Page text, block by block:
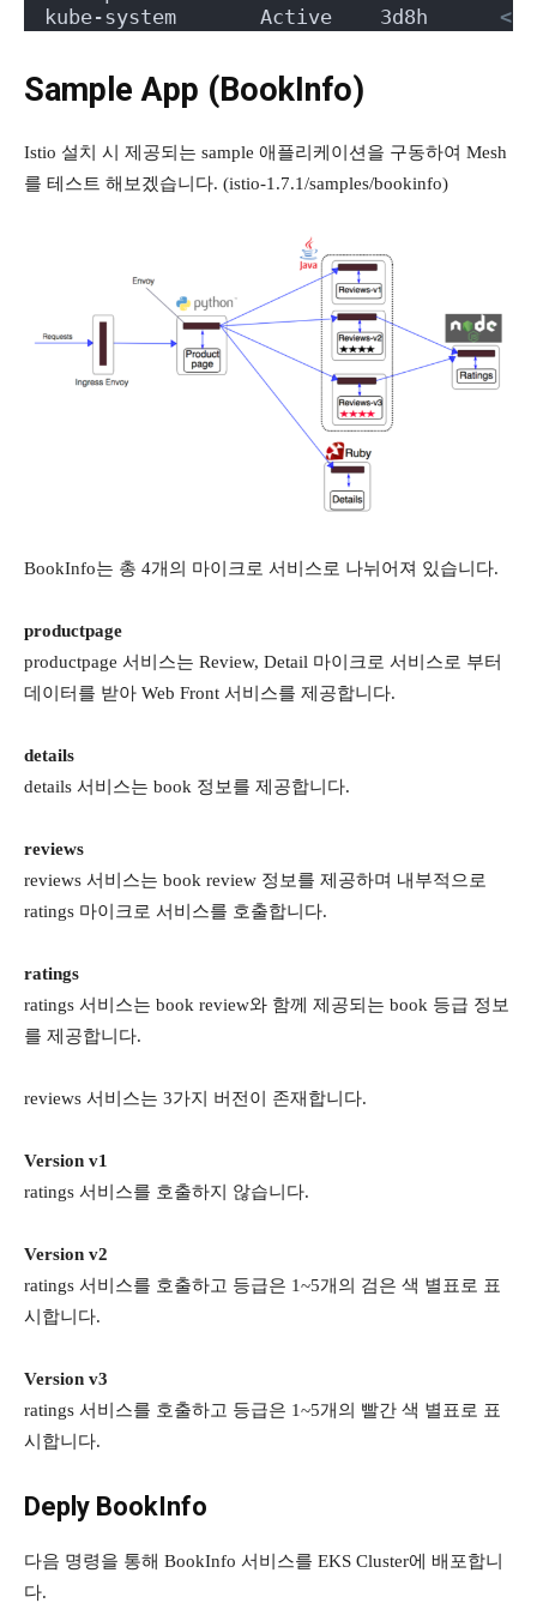
kube-system       Active    3d8h <
Sample App (BookInfo)
Istio 설치 시 제공되는 sample 애플리케이션을 구동하여 Mesh
를 테스트 해보겠습니다. (istio-1.7.1/samples/bookinfo)
BookInfo는 총 4개의 마이크로 서비스로 나뉘어져 있습니다.
productpage
productpage 서비스는 Review, Detail 마이크로 서비스로 부터
데이터를 받아 Web Front 서비스를 제공합니다.
details
details 서비스는 book 정보를 제공합니다.
reviews
reviews 서비스는 book review 정보를 제공하며 내부적으로
ratings 마이크로 서비스를 호출합니다.
ratings
ratings 서비스는 book review와 함께 제공되는 book 등급 정보
를 제공합니다.
reviews 서비스는 3가지 버전이 존재합니다.
Version v1
ratings 서비스를 호출하지 않습니다.
Version v2
ratings 서비스를 호출하고 등급은 1~5개의 검은 색 별표로 표
시합니다.
Version v3
ratings 서비스를 호출하고 등급은 1~5개의 빨간 색 별표로 표
시합니다.
Deply BookInfo
다음 명령을 통해 BookInfo 서비스를 EKS Cluster에 배포합니
다.